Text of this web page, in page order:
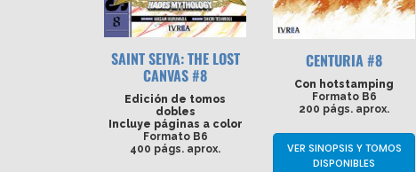
SAINT SEIYA: THE LOST
CANVAS #8
Edición de tomos
dobles
Incluye páginas a color
Formato B6
400 págs. aprox.
CENTURIA #8
Con hotstamping
Formato B6
200 págs. aprox.
VER SINOPSIS Y TOMOS
DISPONIBLES